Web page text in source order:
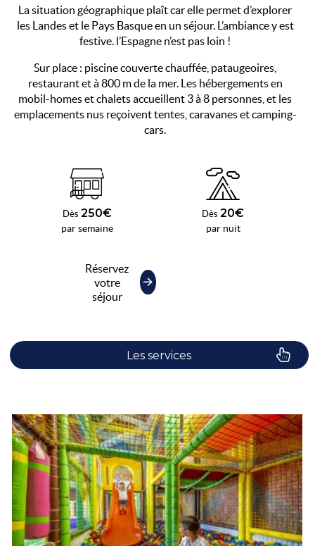
La situation géographique plaît car elle permet d’explorer
les Landes et le Pays Basque en un séjour. L’ambiance y est
festive. l’Espagne n’est pas loin !
Sur place : piscine couverte chauffée, pataugeoires,
restaurant et à 800 m de la mer. Les hébergements en
mobil-homes et chalets accueillent 3 à 8 personnes, et les
emplacements nus reçoivent tentes, caravanes et camping-
cars.
Dès 250€
par semaine
Dès 20€
par nuit
Réservez
votre
séjour
Les services
Plaisirs de l'eau
Les activités
Les infos pratiques